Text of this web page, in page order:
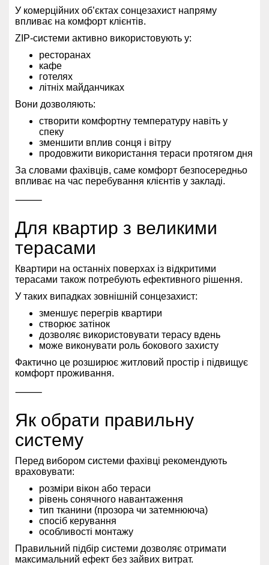
У комерційних об’єктах сонцезахист напряму
впливає на комфорт клієнтів.
ZIP-системи активно використовують у:
ресторанах
кафе
готелях
літніх майданчиках
Вони дозволяють:
створити комфортну температуру навіть у
спеку
зменшити вплив сонця і вітру
продовжити використання тераси протягом дня
За словами фахівців, саме комфорт безпосередньо
впливає на час перебування клієнтів у закладі.
⸻
Для квартир з великими
терасами
Квартири на останніх поверхах із відкритими
терасами також потребують ефективного рішення.
У таких випадках зовнішній сонцезахист:
зменшує перегрів квартири
створює затінок
дозволяє використовувати терасу вдень
може виконувати роль бокового захисту
Фактично це розширює житловий простір і підвищує
комфорт проживання.
⸻
Як обрати правильну
систему
Перед вибором системи фахівці рекомендують
враховувати:
розміри вікон або тераси
рівень сонячного навантаження
тип тканини (прозора чи затемнююча)
спосіб керування
особливості монтажу
Правильний підбір системи дозволяє отримати
максимальний ефект без зайвих витрат.